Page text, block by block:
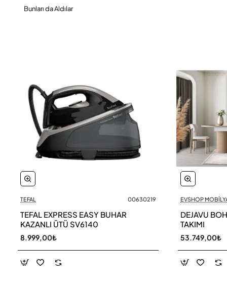
Bunları da Aldılar
TEFAL 00630219
TEFAL EXPRESS EASY BUHAR
KAZANLI ÜTÜ SV6140
8.999,00₺
EVSHOP
DEJAVU
TAKIMI
53.749,00₺